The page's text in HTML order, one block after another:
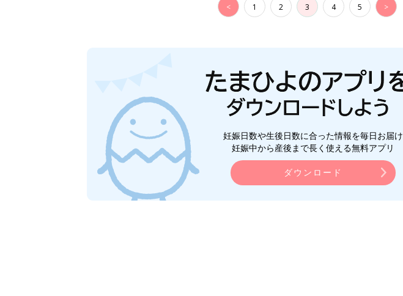
< 1 2 3 4 5 >
妊娠日数や生後日数に合った情報を毎日お届け
妊娠中から産後まで長く使える無料アプリ
ダウンロード